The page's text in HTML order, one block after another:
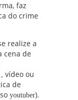
faz
do crime
realize a
cena de
vídeo ou
de
youtuber).